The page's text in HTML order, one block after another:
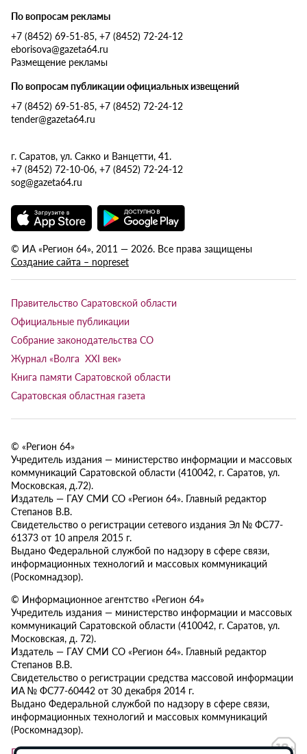
По вопросам рекламы
+7 (8452) 69-51-85, +7 (8452) 72-24-12
eborisova@gazeta64.ru
Размещение рекламы
По вопросам публикации официальных извещений
+7 (8452) 69-51-85, +7 (8452) 72-24-12
tender@gazeta64.ru
г. Саратов, ул. Сакко и Ванцетти, 41.
+7 (8452) 72-10-06, +7 (8452) 72-24-12
sog@gazeta64.ru
© ИА «Регион 64», 2011 — 2026. Все права защищены
Создание сайта – nopreset
Правительство Саратовской области
Официальные публикации
Собрание законодательства СО
Журнал «Волга XXI век»
Книга памяти Саратовской области
Саратовская областная газета
© «Регион 64»
Учредитель издания — министерство информации и массовых
коммуникаций Саратовской области (410042, г. Саратов, ул.
Московская, д.72).
Издатель — ГАУ СМИ СО «Регион 64». Главный редактор
Степанов В.В.
Свидетельство о регистрации сетевого издания Эл № ФС77-
61373 от 10 апреля 2015 г.
Выдано Федеральной службой по надзору в сфере связи,
информационных технологий и массовых коммуникаций
(Роскомнадзор).
© Информационное агентство «Регион 64»
Учредитель издания — министерство информации и массовых
коммуникаций Саратовской области (410042, г. Саратов, ул.
Московская, д. 72).
Издатель — ГАУ СМИ СО «Регион 64». Главный редактор
Степанов В.В.
Свидетельство о регистрации средства массовой информации
ИА № ФС77-60442 от 30 декабря 2014 г.
Выдано Федеральной службой по надзору в сфере связи,
информационных технологий и массовых коммуникаций
(Роскомнадзор).